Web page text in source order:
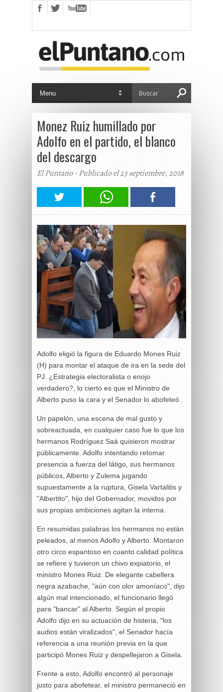
Monez Ruiz humillado por
Adolfo en el partido, el blanco
del descargo
El Puntano - Publicado el 23 septiembre, 2018
Adolfo eligió la figura de Eduardo Mones Ruiz
(H) para montar el ataque de ira en la sede del
PJ. ¿Estrategia electoralista o enojo
verdadero?, lo cierto es que el Ministro de
Alberto puso la cara y el Senador lo abofeteó .
Un papelón, una escena de mal gusto y
sobreactuada, en cualquier caso fue lo que los
hermanos Rodríguez Saá quisieron mostrar
públicamente. Adolfo intentando retomar
presencia a fuerza del látigo, sus hermanos
públicos, Alberto y Zulema jugando
supuestamente a la ruptura, Gisela Vartalitis y
"Albertito", hijo del Gobernador, movidos por
sus propias ambiciones agitan la interna.
En resumidas palabras los hermanos no están
peleados, al menos Adolfo y Alberto. Montaron
otro circo espantoso en cuanto calidad política
se refiere y tuvieron un chivo expiatorio, el
ministro Mones Ruiz. De elegante cabellera
negra azabache, "aún con olor amoníaco", dijo
algún mal intencionado, el funcionario llegó
para "bancar" al Alberto. Según el propio
Adolfo dijo en su actuación de histeria, "los
audios están viralizados", el Senador hacía
referencia a una reunión previa en la que
participó Mones Ruiz y despellejaron a Gisela.
Frente a esto, Adolfo encontró al personaje
justo para abofetear, el ministro permaneció en